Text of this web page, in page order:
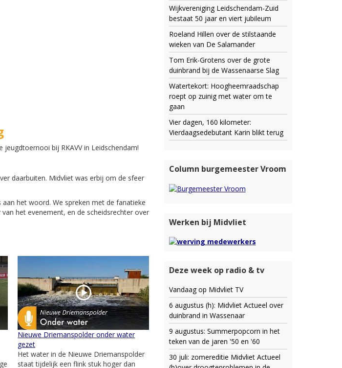
bij RKAVV in Leidschendam!
daarbuiten. Midvliet was erbij om de sfeer
het woord. We spreken met de fanatieke
het evenement, en de scheidsrechter over
Nieuwe Driemanspolder onder water
gezet
Het water in de Nieuwe Driemanspolder
staat tijdelijk een flink stuk hoger dan
Wijkvereniging Leidschendam-Zuid
bestaat 50 jaar en viert jubileum
Roeland Hillen over de stilstaande
wieken van De Salamander
Tom Erik-Grotens over de grote
duinbrand bij de Wassenaarse Slag
Watertekort: Hoogheemraadschap
roept op zuinig met water om te
gaan
Vier dagen, 160 kilometer:
Vierdaagsedebutant Karin blikt terug
Column burgemeester Vroom
Werken bij Midvliet
Deze week op radio & tv
Vandaag op Midvliet TV
6 augustus (h): Midvliet Actueel over
duinbrand in Wassenaar
9 augustus: Summerpopcorn in het
teken van de jaren '50 en '60
30 juli: zomereditie Midvliet Actueel